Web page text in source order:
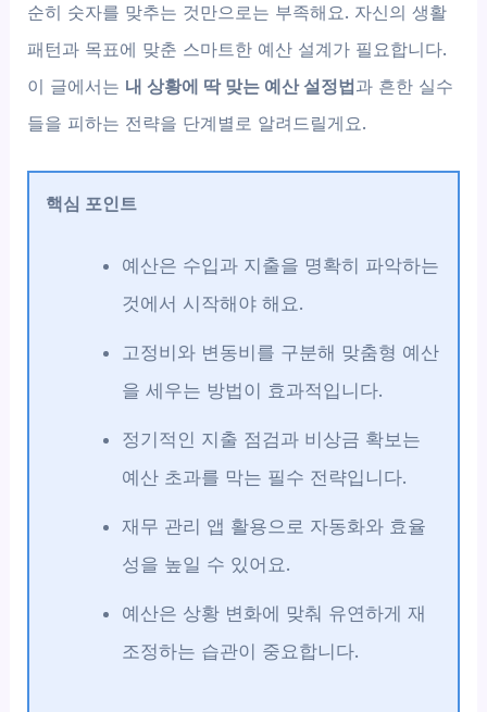
순히 숫자를 맞추는 것만으로는 부족해요. 자신의 생활
패턴과 목표에 맞춘 스마트한 예산 설계가 필요합니다.
이 글에서는 내 상황에 딱 맞는 예산 설정법과 흔한 실수
들을 피하는 전략을 단계별로 알려드릴게요.
핵심 포인트
예산은 수입과 지출을 명확히 파악하는
것에서 시작해야 해요.
고정비와 변동비를 구분해 맞춤형 예산
을 세우는 방법이 효과적입니다.
정기적인 지출 점검과 비상금 확보는
예산 초과를 막는 필수 전략입니다.
재무 관리 앱 활용으로 자동화와 효율
성을 높일 수 있어요.
예산은 상황 변화에 맞춰 유연하게 재
조정하는 습관이 중요합니다.